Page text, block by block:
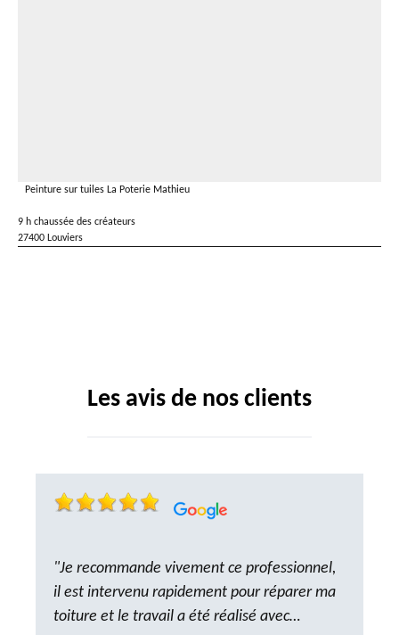
Peinture sur tuiles La Poterie Mathieu
9 h chaussée des créateurs
27400 Louviers
Les avis de nos clients
"Je recommande vivement ce professionnel,
il est intervenu rapidement pour réparer ma
toiture et le travail a été réalisé avec